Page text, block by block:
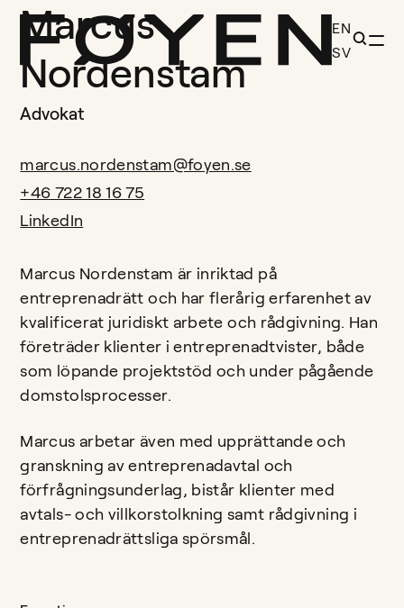
EN
SV
Marcus
Nordenstam
Advokat
marcus.nordenstam@foyen.se
+46 722 18 16 75
LinkedIn
Marcus Nordenstam är inriktad på
entreprenadrätt och har flerårig erfarenhet av
kvalificerat juridiskt arbete och rådgivning. Han
företräder klienter i entreprenadtvister, både
som löpande projektstöd och under pågående
domstolsprocesser.
Marcus arbetar även med upprättande och
granskning av entreprenadavtal och
förfrågningsunderlag, bistår klienter med
avtals- och villkorstolkning samt rådgivning i
entreprenadrättsliga spörsmål.